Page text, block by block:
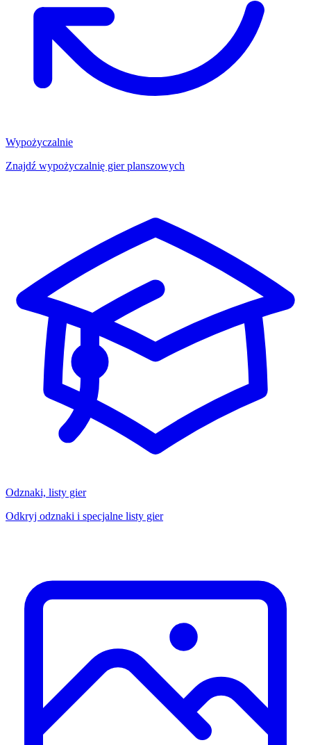
Wypożyczalnie
Znajdź wypożyczalnię gier planszowych
Odznaki, listy gier
Odkryj odznaki i specjalne listy gier